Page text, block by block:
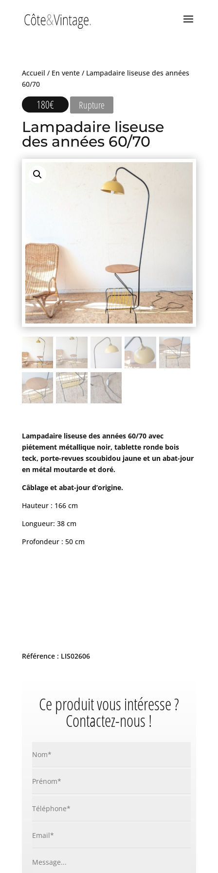
Accueil / En vente/ Lampadaire liseuse des années
60/70
180€ Rupture
Lampadaire liseuse
des années 60/70
Lampadaire liseuse des années 60/70 avec
piétement métallique noir, tablette ronde bois
teck, porte-revues scoubidou jaune et un abat-jour
en métal moutarde et doré.
Câblage et abat-jour d’origine.
Hauteur : 166 cm
Longueur: 38 cm
Profondeur : 50 cm
Référence : LIS02606
Ce produit vous intéresse ?
Contactez-nous !